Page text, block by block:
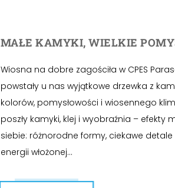
MAŁE KAMYKI, WIELKIE
Wiosna na dobre zagościła w CPES
powstały u nas wyjątkowe drzewka z
kolorów, pomysłowości i wiosennego
poszły kamyki, klej i wyobraźnia – efekty
siebie: różnorodne formy, ciekawe
energii włożonej...